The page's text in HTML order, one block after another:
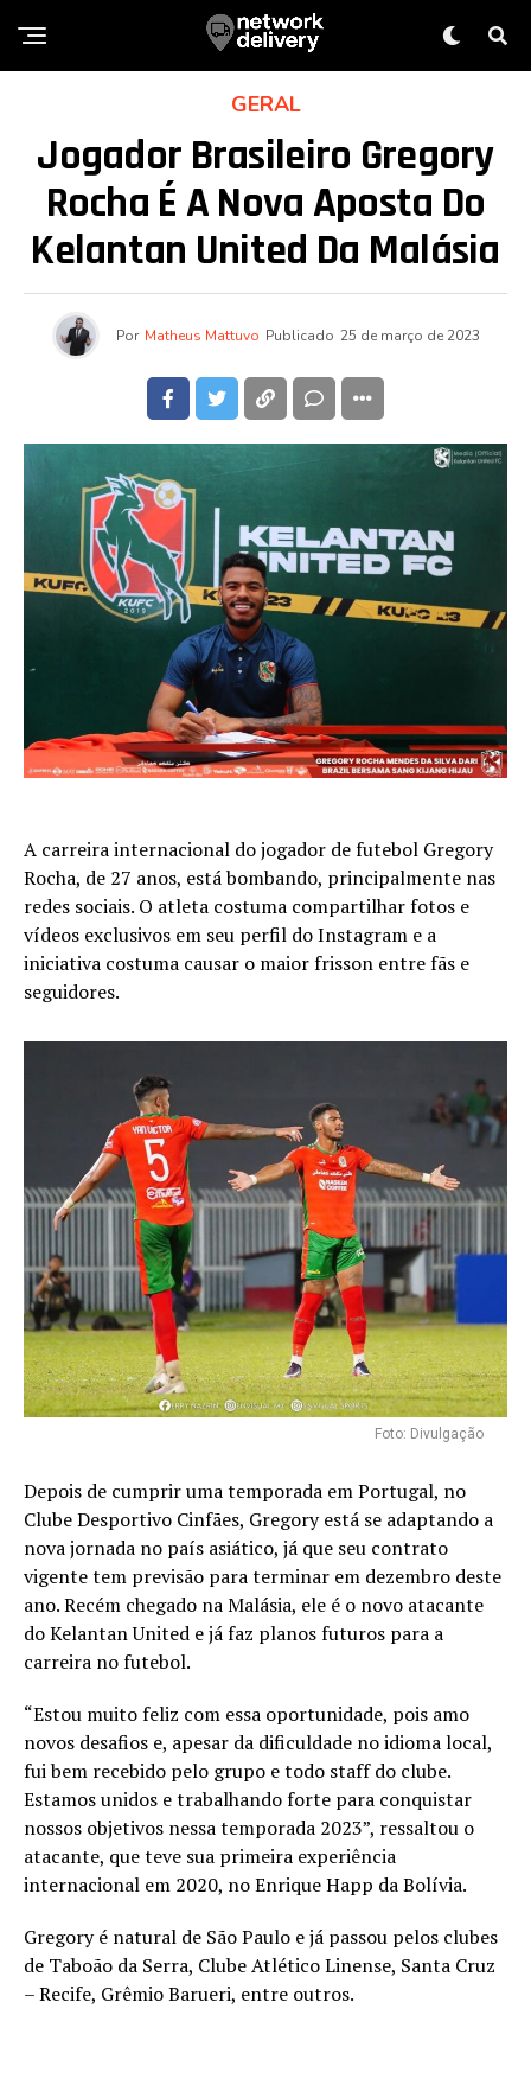
GERAL
Jogador Brasileiro Gregory
Rocha É A Nova Aposta Do
Kelantan United Da Malásia
Por Matheus Mattuvo Publicado 25 de março de 2023
A carreira internacional do jogador de futebol Gregory
Rocha, de 27 anos, está bombando, principalmente nas
redes sociais. O atleta costuma compartilhar fotos e
vídeos exclusivos em seu perfil do Instagram e a
iniciativa costuma causar o maior frisson entre fãs e
seguidores.
Foto: Divulgação
Depois de cumprir uma temporada em Portugal, no
Clube Desportivo Cinfães, Gregory está se adaptando a
nova jornada no país asiático, já que seu contrato
vigente tem previsão para terminar em dezembro deste
ano. Recém chegado na Malásia, ele é o novo atacante
do Kelantan United e já faz planos futuros para a
carreira no futebol.
“Estou muito feliz com essa oportunidade, pois amo
novos desafios e, apesar da dificuldade no idioma local,
fui bem recebido pelo grupo e todo staff do clube.
Estamos unidos e trabalhando forte para conquistar
nossos objetivos nessa temporada 2023”, ressaltou o
atacante, que teve sua primeira experiência
internacional em 2020, no Enrique Happ da Bolívia.
Gregory é natural de São Paulo e já passou pelos clubes
de Taboão da Serra, Clube Atlético Linense, Santa Cruz
– Recife, Grêmio Barueri, entre outros.